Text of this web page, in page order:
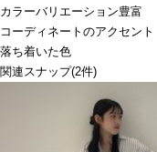
カラーバリエーション豊富
コーディネートのアクセント
落ち着いた色
関連スナップ(2件)